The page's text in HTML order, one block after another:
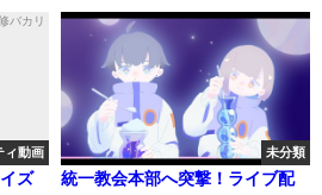
ィ動画
ズ
未分類
統一教会本部へ突撃！ライブ配